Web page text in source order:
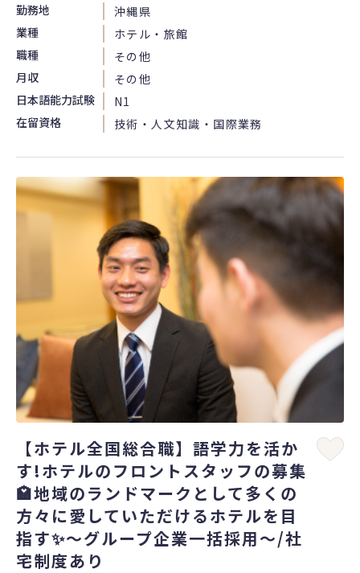
勤務地
沖縄県
業種
ホテル・旅館
職種
その他
月収
その他
日本語能力試験
N1
在留資格
技術・人文知識・国際業務
【ホテル全国総合職】語学力を活か
す!ホテルのフロントスタッフの募集
🏩地域のランドマークとして多くの
方々に愛していただけるホテルを目
指す✨～グループ企業一括採用～/社
宅制度あり